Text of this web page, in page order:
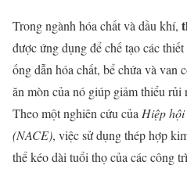
Trong ngành hóa chất và dầu khí,
được ứng dụng để chế tạo các
ống dẫn hóa chất, bể chứa và van
ăn mòn của nó giúp giảm thiểu
Theo một nghiên cứu của Hiệp
(NACE), việc sử dụng thép hợp
thể kéo dài tuổi thọ của các công